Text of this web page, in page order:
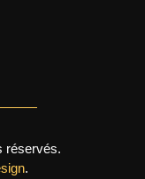
réservés.
.